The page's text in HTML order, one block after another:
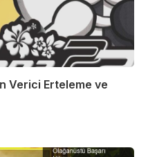
Verici Erteleme ve